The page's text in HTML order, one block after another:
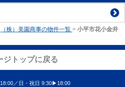
（株）美園商事の物件一覧 > 小平市花小金井
ジトップに戻る
／日・祝日 9:30▶18:00